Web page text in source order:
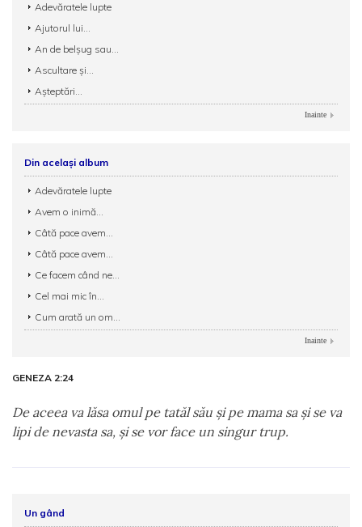
Adevăratele lupte
Ajutorul lui...
An de belșug sau...
Ascultare și...
Așteptări...
Inainte
Din același album
Adevăratele lupte
Avem o inimă...
Câtă pace avem...
Câtă pace avem...
Ce facem când ne...
Cel mai mic în...
Cum arată un om...
Inainte
GENEZA 2:24
De aceea va lăsa omul pe tatăl său şi pe mama sa şi se va
lipi de nevasta sa, şi se vor face un singur trup.
Un gând